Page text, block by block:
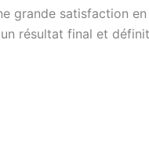
grande satisfaction
résultat final et